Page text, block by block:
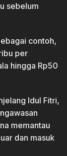
sebelum
contoh,
per
hingga Rp50
Idul Fitri,
memantau
dan masuk